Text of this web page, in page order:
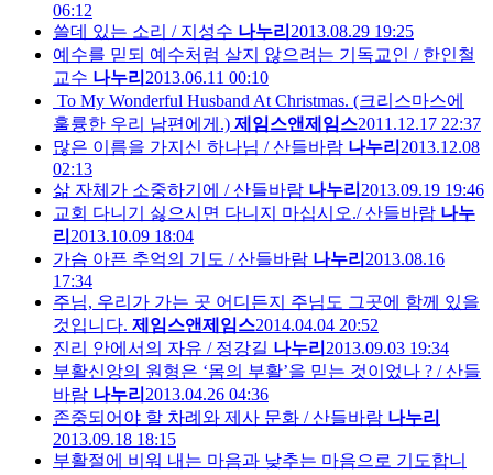
06:12
쓸데 있는 소리 / 지성수 나누리 2013.08.29 19:25
예수를 믿되 예수처럼 살지 않으려는 기독교인 / 한인철
교수 나누리 2013.06.11 00:10
To My Wonderful Husband At Christmas. (크리스마스에
훌륭한 우리 남편에게.) 제임스앤제임스2011.12.17 22:37
많은 이름을 가지신 하나님 / 산들바람 나누리 2013.12.08
02:13
삶 자체가 소중하기에 / 산들바람 나누리 2013.09.19 19:46
교회 다니기 싫으시면 다니지 마십시오./ 산들바람 나누
리 2013.10.09 18:04
가슴 아픈 추억의 기도 / 산들바람 나누리 2013.08.16
17:34
주님, 우리가 가는 곳 어디든지 주님도 그곳에 함께 있을
것입니다. 제임스앤제임스2014.04.04 20:52
진리 안에서의 자유 / 정강길 나누리 2013.09.03 19:34
부활신앙의 원형은 ‘몸의 부활’을 믿는 것이었나 ? / 산들
바람 나누리 2013.04.26 04:36
존중되어야 할 차례와 제사 문화 / 산들바람 나누리
2013.09.18 18:15
부활절에 비워 내는 마음과 낮추는 마음으로 기도합니